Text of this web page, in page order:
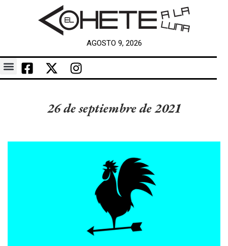
AGOSTO 9, 2026
26 de septiembre de 2021